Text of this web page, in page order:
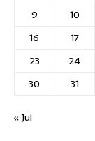
9
10
16
17
23
24
30
31
« Jul